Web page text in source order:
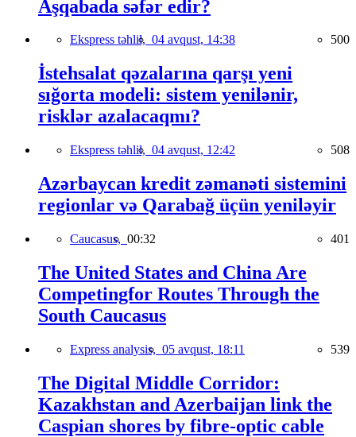
Aşqabada səfər edir?
Ekspress təhlil, 04 avqust, 14:38 500
İstehsalat qəzalarına qarşı yeni
sığorta modeli: sistem yenilənir,
risklər azalacaqmı?
Ekspress təhlil, 04 avqust, 12:42 508
Azərbaycan kredit zəmanəti sistemini
regionlar və Qarabağ üçün yeniləyir
Caucasus, 00:32 401
The United States and China Are
Competingfor Routes Through the
South Caucasus
Express analysis, 05 avqust, 18:11 539
The Digital Middle Corridor:
Kazakhstan and Azerbaijan link the
Caspian shores by fibre-optic cable